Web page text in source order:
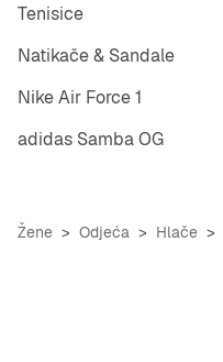
Tenisice
Natikače & Sandale
Nike Air Force 1
adidas Samba OG
Žene Odjeća Hlače